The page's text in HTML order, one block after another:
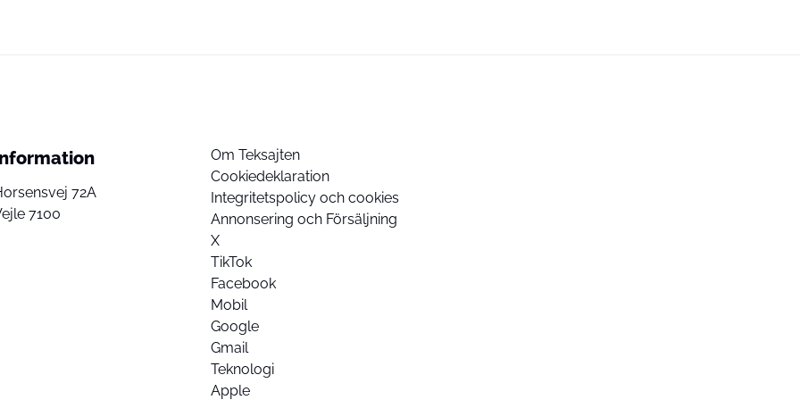
72A
7100
Om Teksajten
Cookiedeklaration
Integritetspolicy och cookies
Annonsering och Försäljning
X
TikTok
Facebook
Mobil
Google
Gmail
Teknologi
Apple